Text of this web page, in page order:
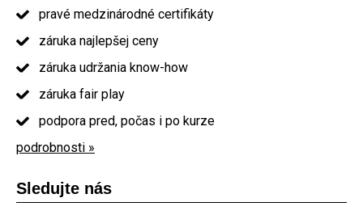
pravé medzinárodné certifikáty
záruka najlepšej ceny
záruka udržania know-how
záruka fair play
podpora pred, počas i po kurze
podrobnosti »
Sledujte nás